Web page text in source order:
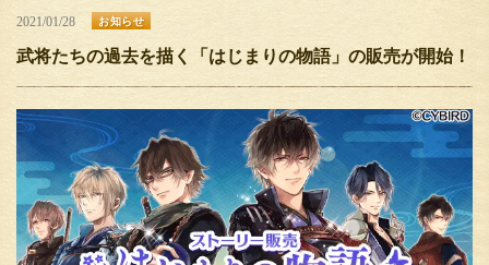
2021/01/28 お知らせ
武将たちの過去を描く「はじまりの物語」の販売が開始！